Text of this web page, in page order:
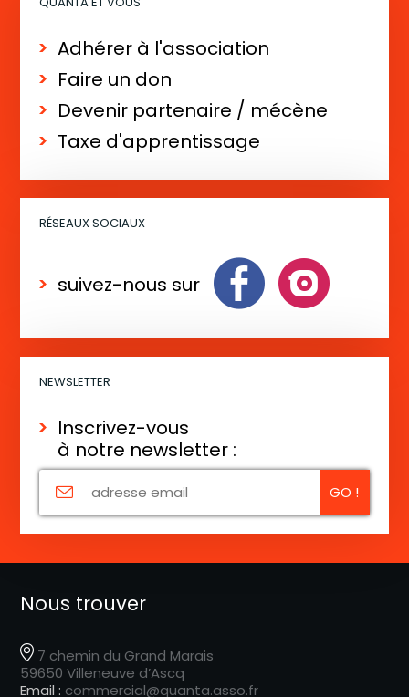
Adhérer à l'association
Faire un don
Devenir partenaire / mécène
Taxe d'apprentissage
RÉSEAUX SOCIAUX
suivez-nous sur
NEWSLETTER
Inscrivez-vous
à notre newsletter :
Nous trouver
7 chemin du Grand Marais
59650 Villeneuve d’Ascq
Email : commercial@quanta.asso.fr